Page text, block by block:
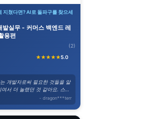
지쳤다면? AI로 돌파구를 찾으세
발실무 - 커머스 백엔드 레
용편
★★★★★5.0
(2)
개발자로써 필요한 것들을 알
서 더 놀랬던 것 같아요. 스스
록 유도하는 말이 자주 나와요."
- dragon***terr